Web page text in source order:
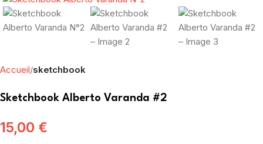
Accueil sketchbook
Sketchbook Alberto Varanda #2
15,00 €